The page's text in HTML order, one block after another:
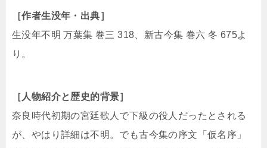
［作者生没年・出典］
生没年不明 万葉集 巻三 318、新古今集 巻六 冬 675よ
り。
［人物紹介と歴史的背景］
奈良時代初期の宮廷歌人で下級の役人だったとされる
が、やはり詳細は不明。でも古今集の序文「仮名序」